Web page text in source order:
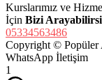
Kurslarımız ve
İçin Bizi
05334563486
Copyright © Popüler
WhatsApp İletişim
1